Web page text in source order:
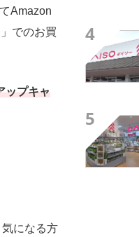
Amazon
でのお買
ップキャ
になる方
4
5